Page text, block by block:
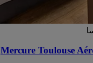
Mercure Toulouse